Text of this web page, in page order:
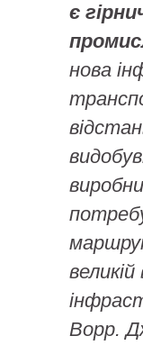
є
нова
великій
Ворр.